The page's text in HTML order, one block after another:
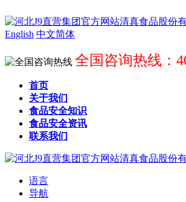
English 中文简体
全国咨询热线：
首页
关于我们
食品安全知识
食品安全资讯
联系我们
语言
导航